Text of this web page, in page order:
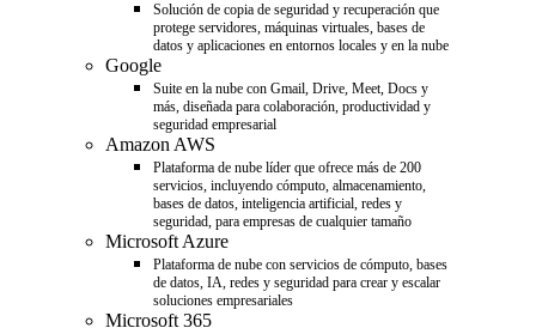
Solución de copia de seguridad y recuperación que
protege servidores, máquinas virtuales, bases de
datos y aplicaciones en entornos locales y en la nube
Google
Suite en la nube con Gmail, Drive, Meet, Docs y
más, diseñada para colaboración, productividad y
seguridad empresarial
Amazon AWS
Plataforma de nube líder que ofrece más de 200
servicios, incluyendo cómputo, almacenamiento,
bases de datos, inteligencia artificial, redes y
seguridad, para empresas de cualquier tamaño
Microsoft Azure
Plataforma de nube con servicios de cómputo, bases
de datos, IA, redes y seguridad para crear y escalar
soluciones empresariales
Microsoft 365